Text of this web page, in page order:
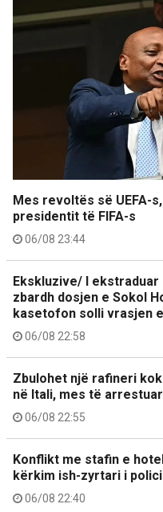
Mes revoltës së UEFA-
presidentit të FIFA-s
06/08 23:44
Ekskluzive/ I ekstraduar
zbardh dosjen e Sokol
kasetofon solli vrasjen
06/08 22:58
Zbulohet një rafineri
në Itali, mes të
06/08 22:55
Konflikt me stafin e
kërkim ish-zyrtari i
06/08 22:40